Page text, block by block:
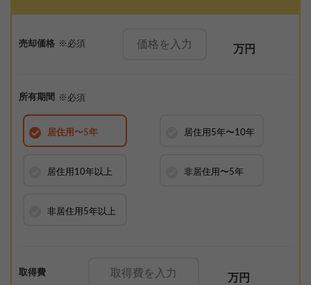
売却価格 ※必須 万円
所有期間 ※必須
居住用 〜5年 居住用 5年〜10年
居住用 10年以上 非居住用 〜5年
非居住用 5年以上
取得費 万円